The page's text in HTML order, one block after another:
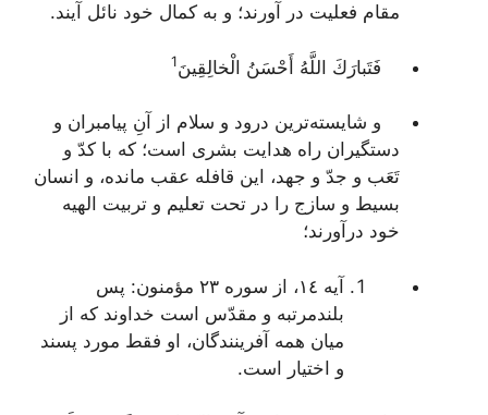
مقام فعلیت در آورند؛ و به كمال خود نائل آیند.
فَتَبارَكَ اللَّهُ أَحْسَنُ الْخالِقِينَ‌1
و شایسته‌ترین درود و سلام از آنِ پیامبران و
دستگیران راه هدایت بشرى است؛ كه با كدّ و
تَعَب و جدّ و جهد، این قافله عقب مانده، و انسان
بسیط و سازج را در تحت تعلیم و تربیت الهیه
خود درآورند؛
آيه ١٤، از سوره ٢٣ مؤمنون: پس
بلندمرتبه و مقدّس است خداوند که از
ميان همه آفرينندگان، او فقط مورد پسند
و اختيار است.